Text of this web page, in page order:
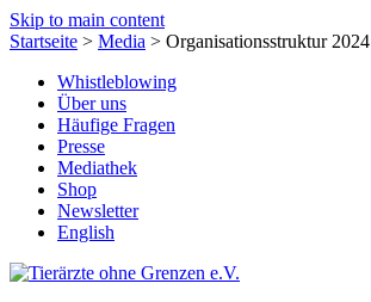
Skip to main content
Startseite > Media > Organisationsstruktur 2024
Whistleblowing
Über uns
Häufige Fragen
Presse
Mediathek
Shop
Newsletter
English